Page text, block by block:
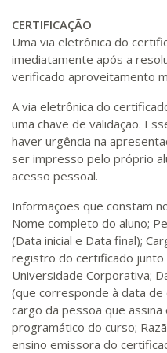
CERTIFICAÇÃO
Uma via eletrônica do
imediatamente após a
verificado aproveitamento
A via eletrônica do
uma chave de validação.
haver urgência na
ser impresso pelo próprio
acesso pessoal.
Informações que constam
Nome completo do aluno;
(Data inicial e Data final);
registro do certificado junto
Universidade Corporativa;
(que corresponde à data de
cargo da pessoa que
programático do curso;
ensino emissora do